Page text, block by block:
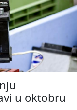
u oktobru